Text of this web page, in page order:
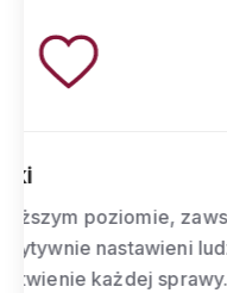
„(…) Każdemu
sumieniem polecić
BIURO29,